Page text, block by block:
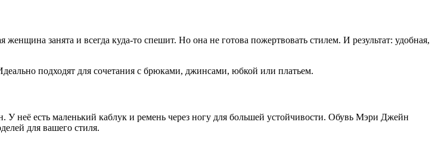
занята и всегда куда-то спешит. Но она не готова пожертвовать стилем. И результат: удобная,
подходят для сочетания с брюками, джинсами, юбкой или платьем.
неё есть маленький каблук и ремень через ногу для большей устойчивости. Обувь Мэри Джейн
для вашего стиля.